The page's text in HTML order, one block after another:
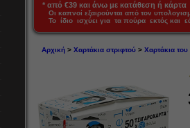
* από €39 και άνω με κατάθεση ή
Οι καπνοί εξαιρούνται από τον
Το ίδιο ισχύει για τα πούρα εκτός και
Αρχική> Χαρτάκια στριφτού> Χαρτάκια